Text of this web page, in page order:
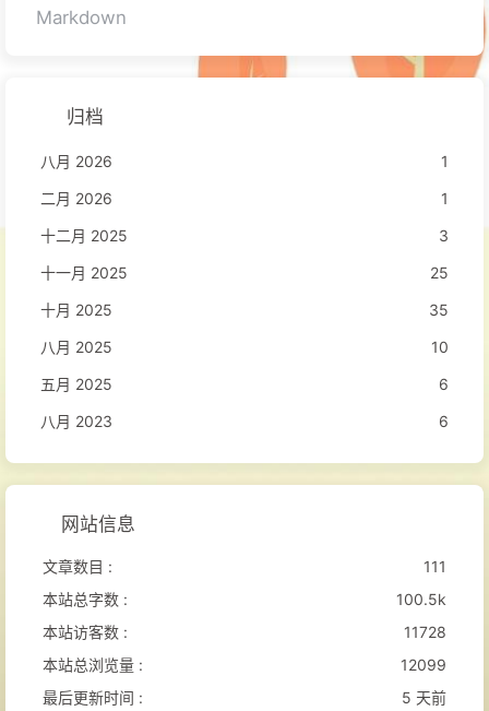
Markdown
归档
八月 2026
1
二月 2026
1
十二月 2025
3
十一月 2025
25
十月 2025
35
八月 2025
10
五月 2025
6
八月 2023
6
网站信息
文章数目 :
111
本站总字数 :
100.5k
本站访客数 :
11728
本站总浏览量 :
12099
最后更新时间 :
5 天前